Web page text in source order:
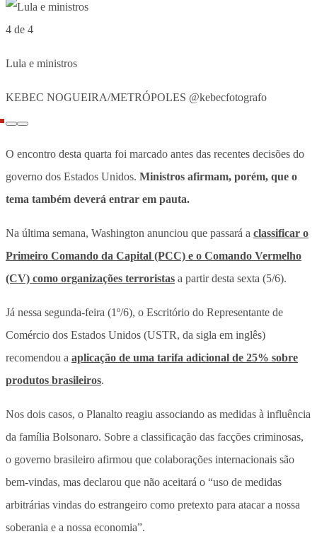
4 de 4
Lula e ministros
KEBEC NOGUEIRA/METRÓPOLES @kebecfotografo
O encontro desta quarta foi marcado antes das recentes decisões do
governo dos Estados Unidos. Ministros afirmam, porém, que o
tema também deverá entrar em pauta.
Na última semana, Washington anunciou que passará a classificar o
Primeiro Comando da Capital (PCC) e o Comando Vermelho
(CV) como organizações terroristas a partir desta sexta (5/6).
Já nessa segunda-feira (1º/6), o Escritório do Representante de
Comércio dos Estados Unidos (USTR, da sigla em inglês)
recomendou a aplicação de uma tarifa adicional de 25% sobre
produtos brasileiros.
Nos dois casos, o Planalto reagiu associando as medidas à influência
da família Bolsonaro. Sobre a classificação das facções criminosas,
o governo brasileiro afirmou que colaborações internacionais são
bem-vindas, mas declarou que não aceitará o “uso de medidas
arbitrárias vindas do estrangeiro como pretexto para atacar a nossa
soberania e a nossa economia”.